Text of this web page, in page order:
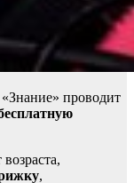
проводит
,